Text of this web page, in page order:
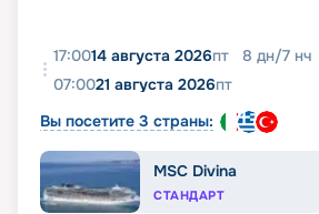
17:0014 августа 2026пт 8 дн/7 нч
07:0021 августа 2026пт
Вы посетите 3 страны:
MSC Divina
СТАНДАРТ